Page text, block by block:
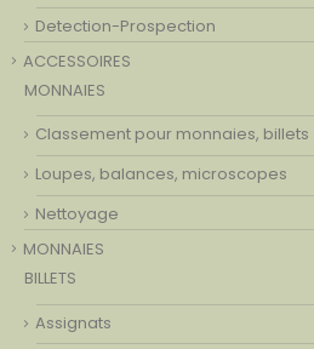
Detection-Prospection
ACCESSOIRES
MONNAIES
Classement pour monnaies, billets
Loupes, balances, microscopes
Nettoyage
MONNAIES
BILLETS
Assignats